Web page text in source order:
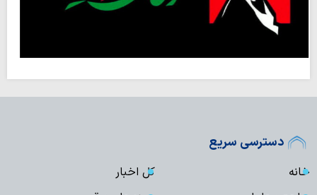
دسترسی سریع
خانه
کل اخبار